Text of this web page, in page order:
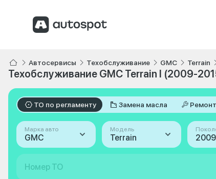
Автосервисы Техобслуживание GMC Terrain
Техобслуживание GMC Terrain I (2009-
ТО по регламенту Замена масла Ремонт
Марка авто
GMC
Модель
Terrain
Номер ТО